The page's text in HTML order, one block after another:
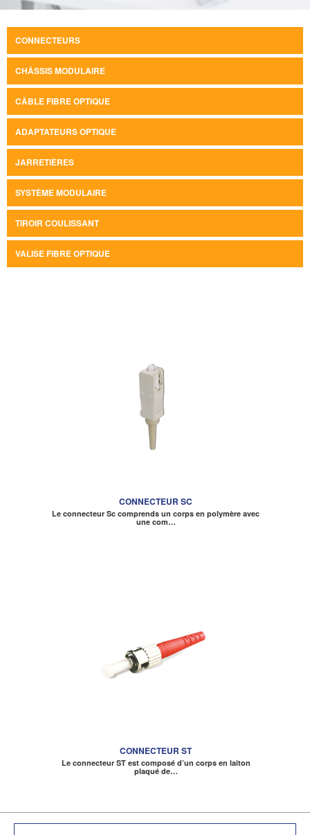
CONNECTEURS
CHÂSSIS MODULAIRE
CÂBLE FIBRE OPTIQUE
ADAPTATEURS OPTIQUE
JARRETIÈRES
SYSTÈME MODULAIRE
TIROIR COULISSANT
VALISE FIBRE OPTIQUE
CONNECTEUR SC
Le connecteur Sc comprends un corps en polymère avec
une com…
CONNECTEUR ST
Le connecteur ST est composé d’un corps en laiton
plaqué de…